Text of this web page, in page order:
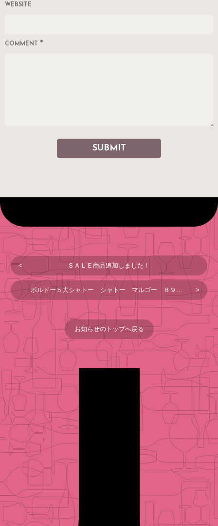
WEBSITE
COMMENT *
ＳＡＬＥ商品追加しました！
ボルドー５大シャトー シャトー マルゴー ８９のテイスティングをはじめました！
お知らせのトップへ戻る